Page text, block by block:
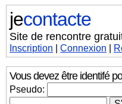
jecontacte
Site de rencontre
Inscription |Connexion
Vous devez être identifé
Pseudo: